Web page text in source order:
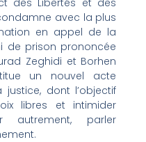
avec la plus
en appel de la
de prison prononcée
Zeghidi et Borhen
un nouvel acte
justice, dont l’objectif
libres et intimider
autrement, parler